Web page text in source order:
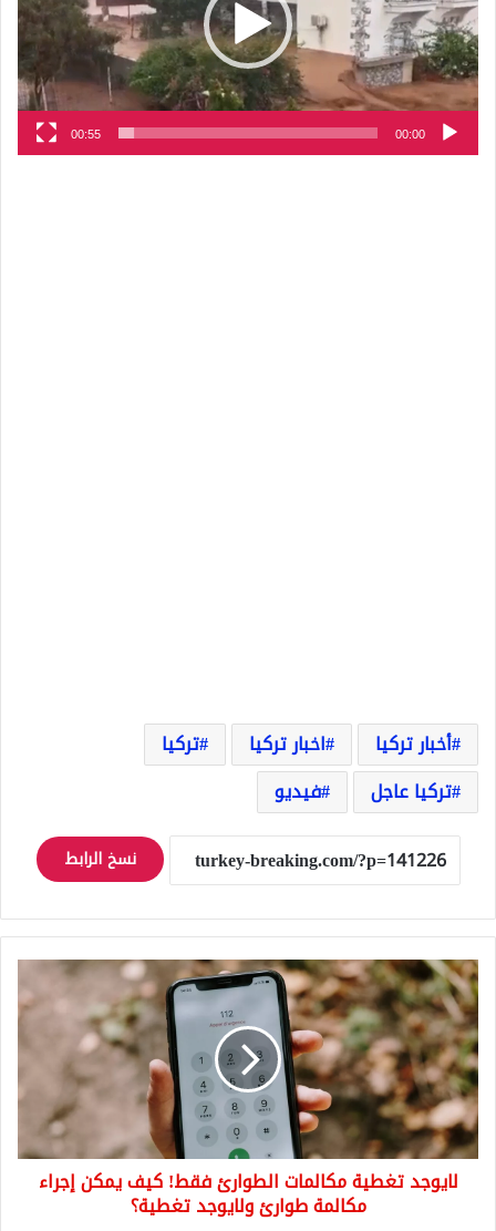
00:00
00:55
أخبار تركيا اخبار تركيا
تركيا
تركيا عاجل
فيديو
نسخ الرابط
لايوجد
تغطية
مكالمات
الطوارئ
فقط!
كيف
يمكن
إجراء
مكالمة
طوارئ
ولايوجد
لايوجد تغطية مكالمات الطوارئ فقط! كيف يمكن إجراء
مكالمة طوارئ ولايوجد تغطية؟